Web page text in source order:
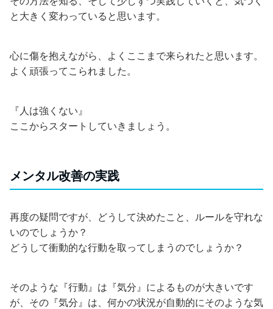
と大きく変わっていると思います。
心に傷を抱えながら、よくここまで来られたと思います。
よく頑張ってこられました。
『人は強くない』
ここからスタートしていきましょう。
メンタル改善の実践
再度の疑問ですが、どうして決めたこと、ルールを守れな
いのでしょうか？
どうして衝動的な行動を取ってしまうのでしょうか？
そのような『行動』は『気分』によるものが大きいです
が、その『気分』は、何かの状況が自動的にそのような気